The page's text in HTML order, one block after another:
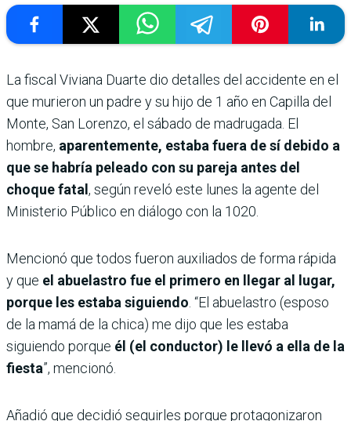
La fiscal Viviana Duarte dio detalles del accidente en el
que murieron un padre y su hijo de 1 año en Capilla del
Monte, San Lorenzo, el sábado de madrugada. El
hombre, aparentemente, estaba fuera de sí debido a
que se habría peleado con su pareja antes del
choque fatal , según reveló este lunes la agente del
Ministerio Público en diálogo con la 1020.
Mencionó que todos fueron auxiliados de forma rápida
y que el abuelastro fue el primero en llegar al lugar,
porque les estaba siguiendo . “El abuelastro (esposo
de la mamá de la chica) me dijo que les estaba
siguiendo porque él (el conductor) le llevó a ella de la
fiesta”, mencionó.
Añadió que decidió seguirles porque protagonizaron